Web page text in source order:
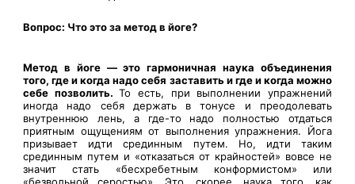
Вопрос: Что это за метод в йоге?
Метод в йоге — это гармоничная наука объединения
того, где и когда надо себя заставить и где и когда можно
себе позволить.То есть, при выполнении упражнений
иногда надо себя держать в тонусе и преодолевать
внутреннюю лень, а где-то надо полностью отдаться
приятным ощущениям от выполнения упражнения. Йога
призывает идти срединным путем. Но, идти таким
срединным путем и «отказаться от крайностей» вовсе не
значит стать «бесхребетным конформистом» или